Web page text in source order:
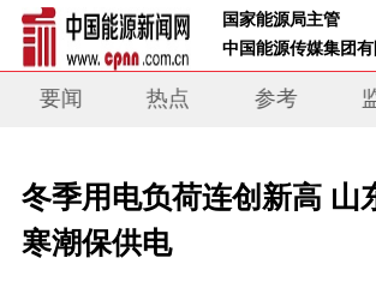
国家能源局主管
中国能源传媒集团
要闻 热点 参考
冬季用电负荷连创新高 山
寒潮保供电